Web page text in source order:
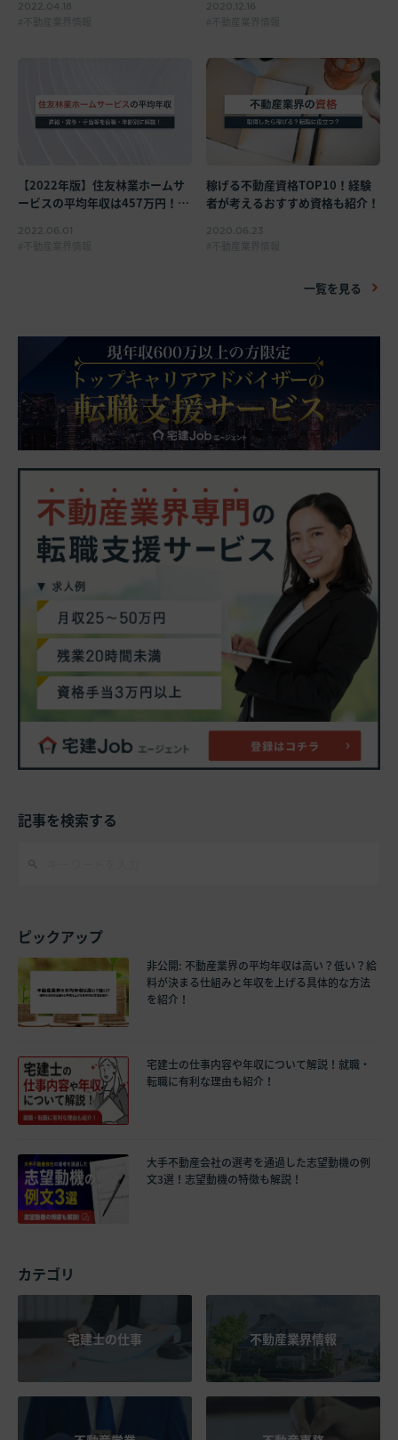
2022.04.18
不動産業界情報
2020.12.16
不動産業界情報
【2022年版】住友林業ホームサ
ービスの平均年収は457万円！賞
を解説！
2022.06.01
不動産業界情報
稼げる不動産資格TOP10！経験
者が考えるおすすめ資格も紹介！
2020.06.23
不動産業界情報
一覧を見る
記事を検索する
ピックアップ
非公開: 不動産業界の平均年収は高い？低い？給
料が決まる仕組みと年収を上げる具体的な方法
を紹介！
宅建士の仕事内容や年収について解説！就職・
転職に有利な理由も紹介！
大手不動産会社の選考を通過した志望動機の例
文3選！志望動機の特徴も解説！
カテゴリ
宅建士の仕事 不動産業界情報